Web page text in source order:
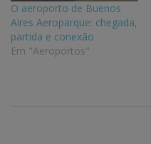
O aeroporto de Buenos
Aires Aeroparque: chegada,
partida e conexão
Em "Aeroportos"